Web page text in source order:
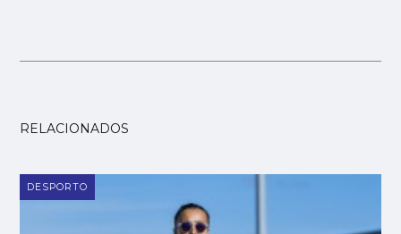
RELACIONADOS
DESPORTO